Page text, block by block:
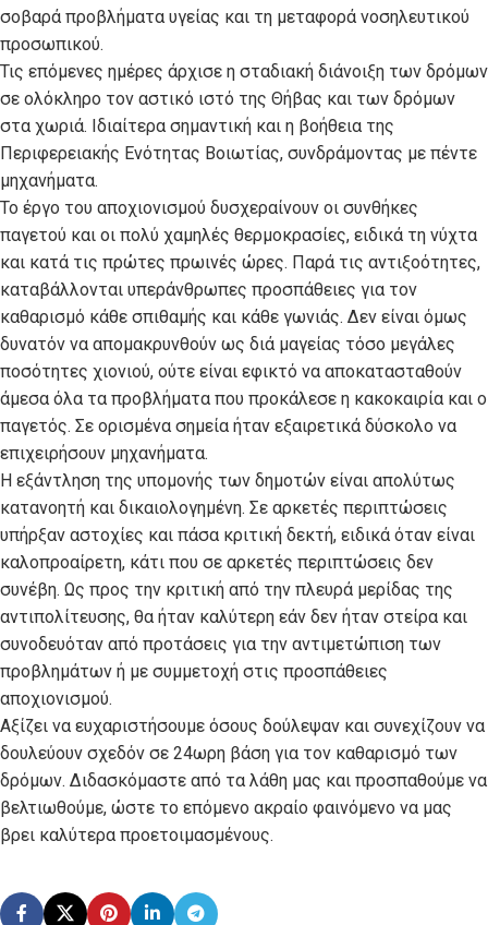
σοβαρά προβλήματα υγείας και τη μεταφορά νοσηλευτικού
προσωπικού.
Τις επόμενες ημέρες άρχισε η σταδιακή διάνοιξη των δρόμων
σε ολόκληρο τον αστικό ιστό της Θήβας και των δρόμων
στα χωριά. Ιδιαίτερα σημαντική και η βοήθεια της
Περιφερειακής Ενότητας Βοιωτίας, συνδράμοντας με πέντε
μηχανήματα.
Το έργο του αποχιονισμού δυσχεραίνουν οι συνθήκες
παγετού και οι πολύ χαμηλές θερμοκρασίες, ειδικά τη νύχτα
και κατά τις πρώτες πρωινές ώρες. Παρά τις αντιξοότητες,
καταβάλλονται υπεράνθρωπες προσπάθειες για τον
καθαρισμό κάθε σπιθαμής και κάθε γωνιάς. Δεν είναι όμως
δυνατόν να απομακρυνθούν ως διά μαγείας τόσο μεγάλες
ποσότητες χιονιού, ούτε είναι εφικτό να αποκατασταθούν
άμεσα όλα τα προβλήματα που προκάλεσε η κακοκαιρία και ο
παγετός. Σε ορισμένα σημεία ήταν εξαιρετικά δύσκολο να
επιχειρήσουν μηχανήματα.
Η εξάντληση της υπομονής των δημοτών είναι απολύτως
κατανοητή και δικαιολογημένη. Σε αρκετές περιπτώσεις
υπήρξαν αστοχίες και πάσα κριτική δεκτή, ειδικά όταν είναι
καλοπροαίρετη, κάτι που σε αρκετές περιπτώσεις δεν
συνέβη. Ως προς την κριτική από την πλευρά μερίδας της
αντιπολίτευσης, θα ήταν καλύτερη εάν δεν ήταν στείρα και
συνοδευόταν από προτάσεις για την αντιμετώπιση των
προβλημάτων ή με συμμετοχή στις προσπάθειες
αποχιονισμού.
Αξίζει να ευχαριστήσουμε όσους δούλεψαν και συνεχίζουν να
δουλεύουν σχεδόν σε 24ωρη βάση για τον καθαρισμό των
δρόμων. Διδασκόμαστε από τα λάθη μας και προσπαθούμε να
βελτιωθούμε, ώστε το επόμενο ακραίο φαινόμενο να μας
βρει καλύτερα προετοιμασμένους.